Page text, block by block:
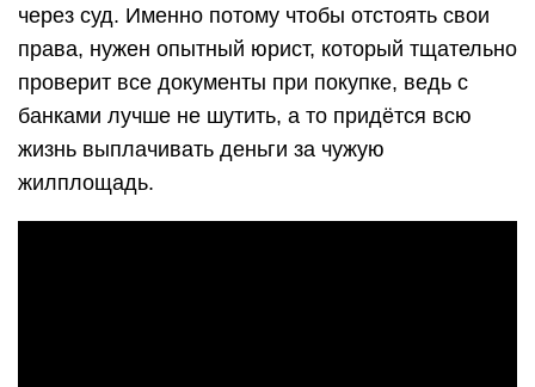
через суд. Именно потому чтобы отстоять свои
права, нужен опытный юрист, который тщательно
проверит все документы при покупке, ведь с
банками лучше не шутить, а то придётся всю
жизнь выплачивать деньги за чужую
жилплощадь.